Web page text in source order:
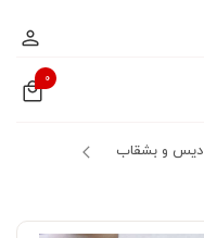
۰
دیس و بشقاب